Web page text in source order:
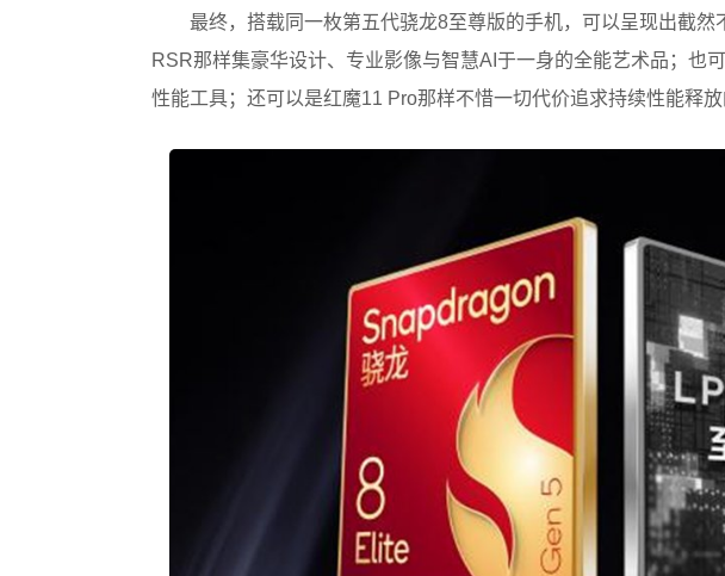
最终，搭载同一枚第五代骁龙8至尊版的手机，可以呈现出截
RSR那样集豪华设计、专业影像与智慧AI于一身的全能艺术品；也
性能工具；还可以是红魔11 Pro那样不惜一切代价追求持续性能释放